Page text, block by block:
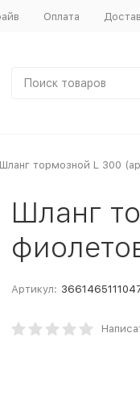
Оплата
Шланг тормозной L 300
Шланг
Артикул: